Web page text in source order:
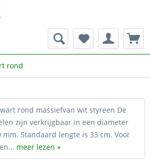
rond
rond massiefvan wit styreen De
zijn verkrijgbaar in een diameter
mm. Standaard lengte is 33 cm. Voor
meer lezen »